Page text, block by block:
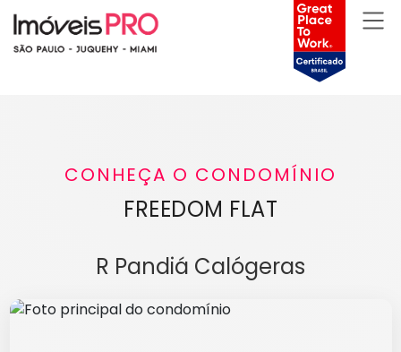
CONHEÇA O CONDOMÍNIO
FREEDOM FLAT
R Pandiá Calógeras